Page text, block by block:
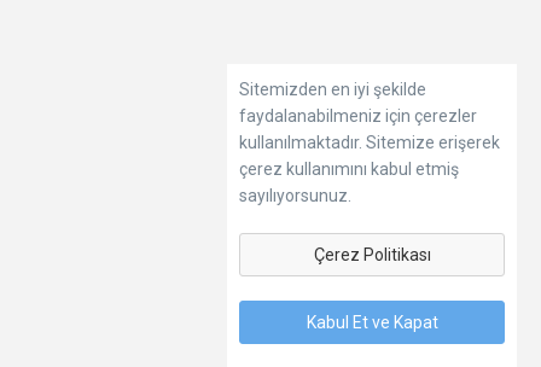
Sitemizden en iyi şekilde
faydalanabilmeniz için çerezler
kullanılmaktadır. Sitemize erişerek
çerez kullanımını kabul etmiş
sayılıyorsunuz.
Çerez Politikası
Kabul Et ve Kapat